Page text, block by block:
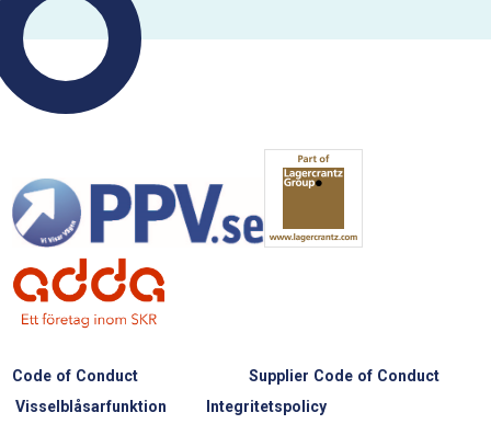
Code of Conduct
Supplier Code of Conduct
Visselblåsarfunktion
Integritetspolicy